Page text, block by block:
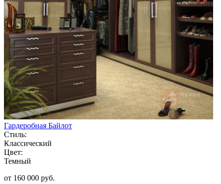
Гардеробная Байлот
Стиль:
Классический
Цвет:
Темный
от 160 000 руб.